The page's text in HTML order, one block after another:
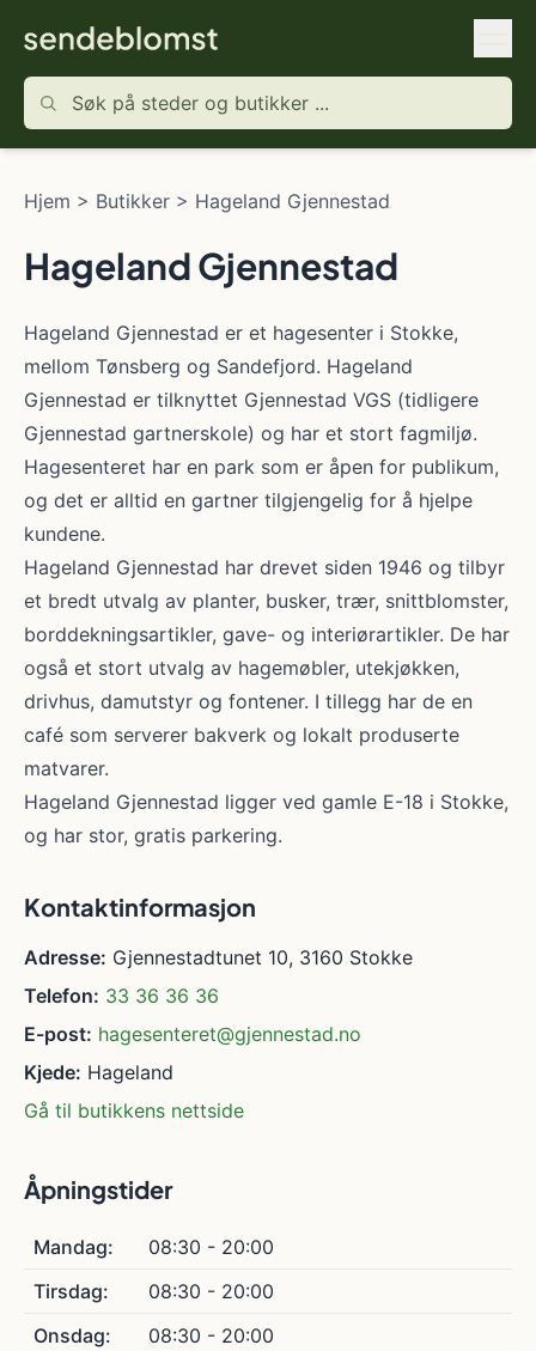
Hjem > Butikker > Hageland Gjennestad
Hageland Gjennestad
Hageland Gjennestad er et hagesenter i Stokke,
mellom Tønsberg og Sandefjord. Hageland
Gjennestad er tilknyttet Gjennestad VGS (tidligere
Gjennestad gartnerskole) og har et stort fagmiljø.
Hagesenteret har en park som er åpen for publikum,
og det er alltid en gartner tilgjengelig for å hjelpe
kundene.
Hageland Gjennestad har drevet siden 1946 og tilbyr
et bredt utvalg av planter, busker, trær, snittblomster,
borddekningsartikler, gave- og interiørartikler. De har
også et stort utvalg av hagemøbler, utekjøkken,
drivhus, damutstyr og fontener. I tillegg har de en
café som serverer bakverk og lokalt produserte
matvarer.
Hageland Gjennestad ligger ved gamle E-18 i Stokke,
og har stor, gratis parkering.
Kontaktinformasjon
Adresse: Gjennestadtunet 10, 3160 Stokke
Telefon: 33 36 36 36
E-post: hagesenteret@gjennestad.no
Kjede: Hageland
Gå til butikkens nettside
Åpningstider
Mandag:
08:30 - 20:00
Tirsdag:
08:30 - 20:00
Onsdag:
08:30 - 20:00